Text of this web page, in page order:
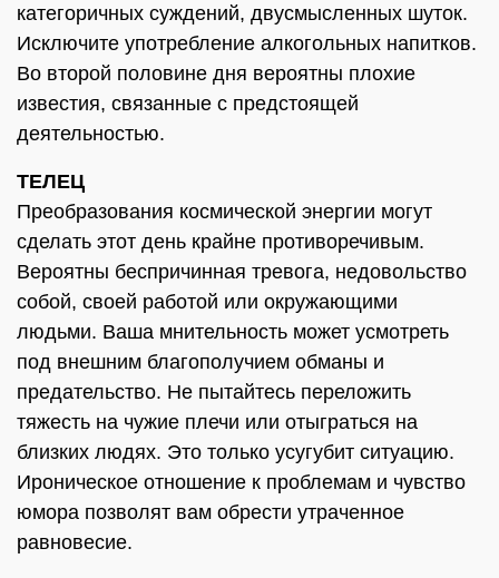
категоричных суждений, двусмысленных шуток.
Исключите употребление алкогольных напитков.
Во второй половине дня вероятны плохие
известия, связанные с предстоящей
деятельностью.
ТЕЛЕЦ
Преобразования космической энергии могут
сделать этот день крайне противоречивым.
Вероятны беспричинная тревога, недовольство
собой, своей работой или окружающими
людьми. Ваша мнительность может усмотреть
под внешним благополучием обманы и
предательство. Не пытайтесь переложить
тяжесть на чужие плечи или отыграться на
близких людях. Это только усугубит ситуацию.
Ироническое отношение к проблемам и чувство
юмора позволят вам обрести утраченное
равновесие.